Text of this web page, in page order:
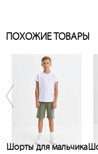
ПОХОЖИЕ ТОВАРЫ
Шорты для мальчика